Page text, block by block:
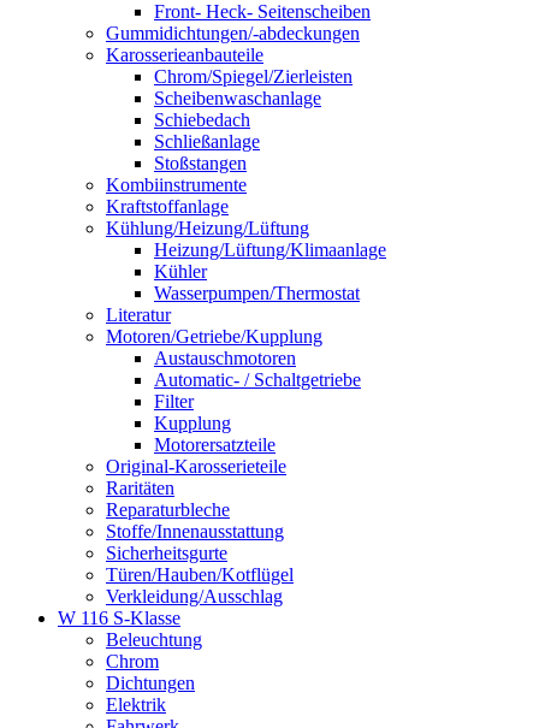
Front- Heck- Seitenscheiben
Gummidichtungen/-abdeckungen
Karosserieanbauteile
Chrom/Spiegel/Zierleisten
Scheibenwaschanlage
Schiebedach
Schließanlage
Stoßstangen
Kombiinstrumente
Kraftstoffanlage
Kühlung/Heizung/Lüftung
Heizung/Lüftung/Klimaanlage
Kühler
Wasserpumpen/Thermostat
Literatur
Motoren/Getriebe/Kupplung
Austauschmotoren
Automatic- / Schaltgetriebe
Filter
Kupplung
Motorersatzteile
Original-Karosserieteile
Raritäten
Reparaturbleche
Stoffe/Innenausstattung
Sicherheitsgurte
Türen/Hauben/Kotflügel
Verkleidung/Ausschlag
W 116 S-Klasse
Beleuchtung
Chrom
Dichtungen
Elektrik